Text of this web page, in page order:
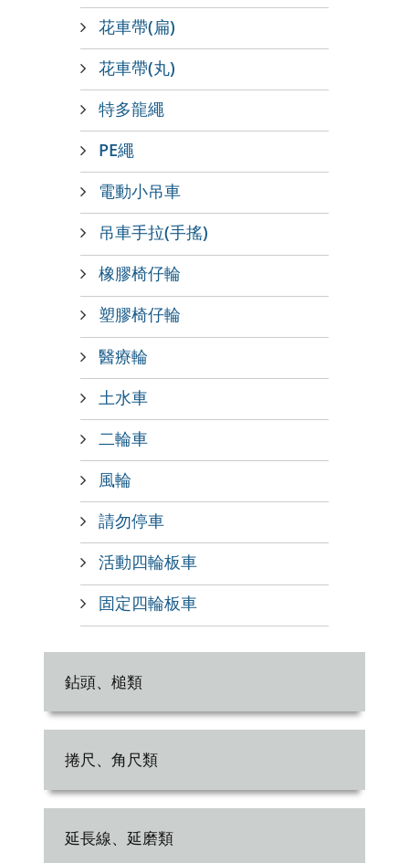
花車帶(扁)
花車帶(丸)
特多龍繩
PE繩
電動小吊車
吊車手拉(手搖)
橡膠椅仔輪
塑膠椅仔輪
醫療輪
土水車
二輪車
風輪
請勿停車
活動四輪板車
固定四輪板車
鉆頭、槌類
捲尺、角尺類
延長線、延磨類